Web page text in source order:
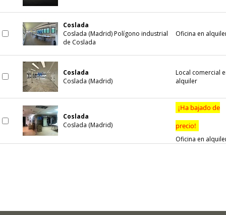
Coslada
Coslada (Madrid) Polígono industrial
de Coslada
Oficina en
Coslada
Coslada (Madrid)
Local comercial
alquiler
Coslada
Coslada (Madrid)
¡Ha bajado de
precio!
Oficina en